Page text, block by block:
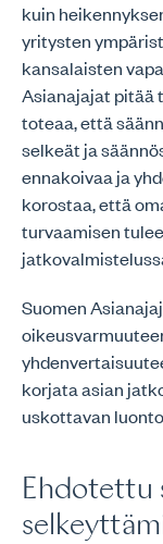
kuin
yritysten
kansalaisten
Asianajajat pitää
toteaa, että
selkeät ja
ennakoivaa ja
korostaa, että
turvaamisen
Suomen
korjata asian
uskottavan
Ehdotettu